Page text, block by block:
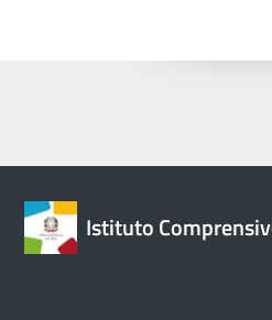
Istituto